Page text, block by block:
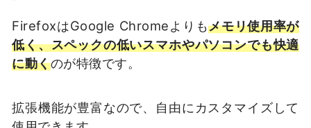
FirefoxはGoogle Chromeよりもメモリ使用率が
低く、スペックの低いスマホやパソコンでも快適
に動くのが特徴です。
拡張機能が豊富なので、自由にカスタマイズして